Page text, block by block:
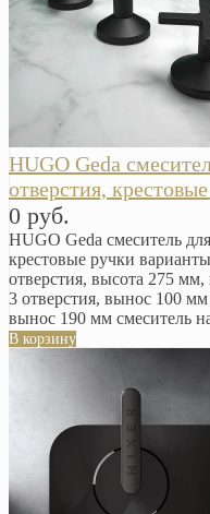
HUGO Geda
отверстия,
0 руб.
HUGO Geda смеситель
крестовые ручки
отверстия, высота 275
3 отверстия, вынос 100
вынос 190 мм смеситель
В корзину